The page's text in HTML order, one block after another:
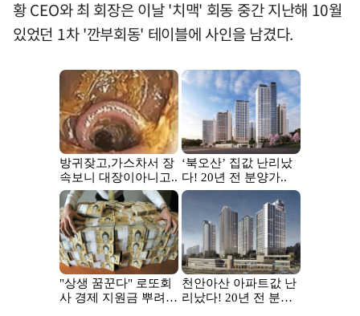
황 CEO와 최 회장은 이날 '치맥' 회동 중간 지난해 10월
있었던 1차 '깐부회동' 테이블에 사인을 남겼다.